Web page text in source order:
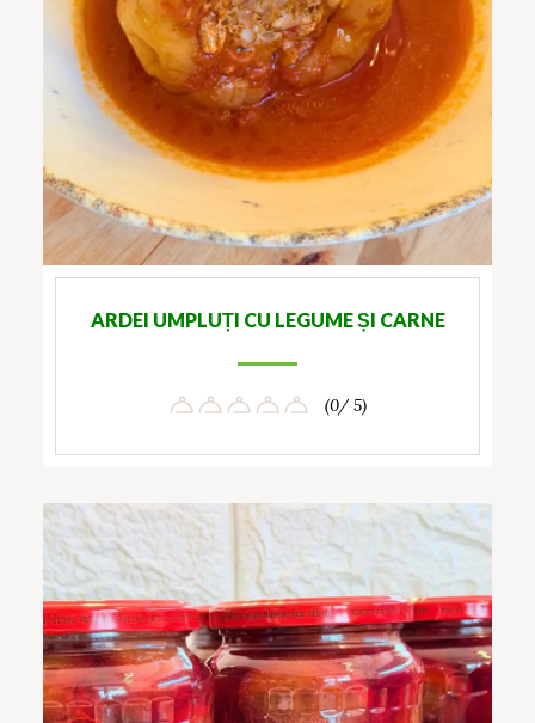
ARDEI UMPLUȚI CU LEGUME ȘI CARNE
(0/ 5)